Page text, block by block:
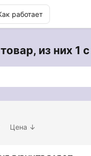
работает
из них 1
Цена ↓